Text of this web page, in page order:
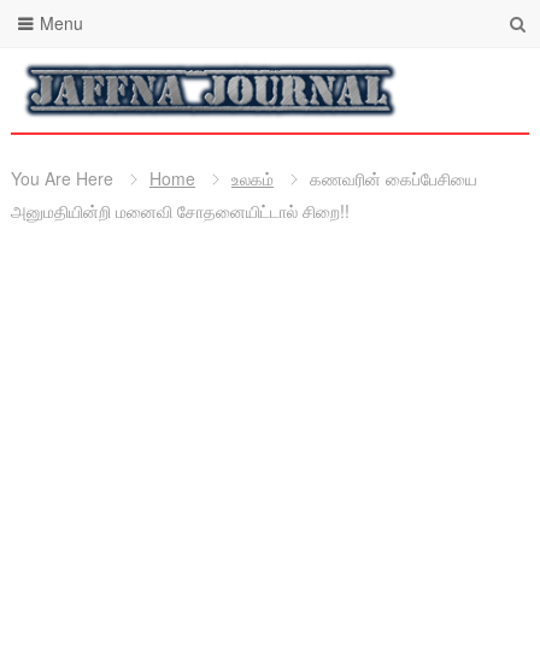
Menu
You Are Here Home உலகம்
கணவரின் கைப்பேசியை
அனுமதியின்றி மனைவி சோதனையிட்டால் சிறை!!